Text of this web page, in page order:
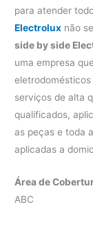
para atender
Electrolux não
side by side
uma empresa
serviços de alta
qualificados,
as peças e toda
aplicadas a
Área de
ABC